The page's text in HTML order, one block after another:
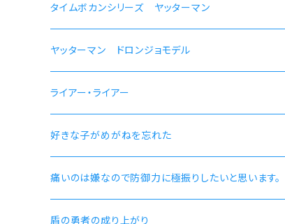
【オルステッド】腕時計 本数限定
タイムボカンシリーズ ヤッターマン 45周年記念モデル
タイムボカンシリーズ ヤッターマン
ヤッターマン ドロンジョモデル
ライアー・ライアー
好きな子がめがねを忘れた
痛いのは嫌なので防御力に極振りしたいと思います。
盾の勇者の成り上がり